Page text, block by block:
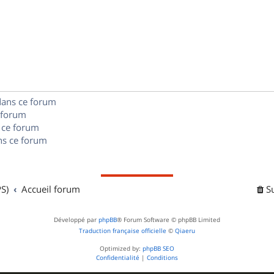
e
ce forum
forum
ce forum
Accueil forum
Développé par phpBB® Forum Software © phpBB Limited
Traduction française officielle © Qiaeru
Optimized by: phpBB SEO
Confidentialité | Conditions